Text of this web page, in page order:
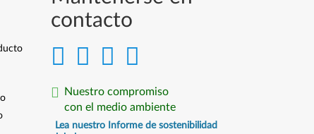
contacto
Nuestro compromiso
con el medio ambiente
Lea nuestro Informe de sostenibilidad